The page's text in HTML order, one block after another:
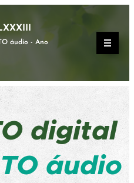
áudio - Ano
digital
áudio